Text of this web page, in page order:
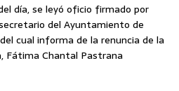
día, se leyó oficio firmado por
del Ayuntamiento de
cual informa de la renuncia de la
Fátima Chantal Pastrana